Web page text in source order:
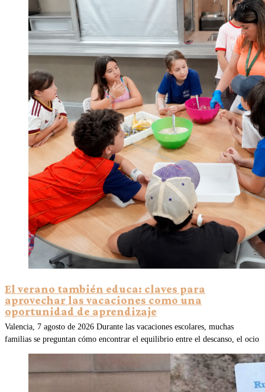
El verano también educa: claves para
aprovechar las vacaciones como una
oportunidad de aprendizaje
Valencia, 7 agosto de 2026 Durante las vacaciones escolares, muchas
familias se preguntan cómo encontrar el equilibrio entre el descanso, el ocio